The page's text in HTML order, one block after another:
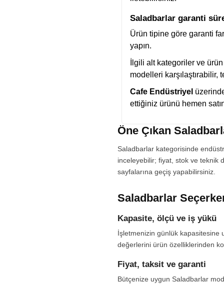
Saladbarlar garanti
Ürün tipine göre garanti
yapın.
İlgili alt kategoriler ve
modelleri
Cafe Endüstriyel
ettiğiniz ürünü hemen
Öne Çıkan
Saladbarlar kategorisinde
inceleyebilir; fiyat, stok ve teknik
sayfalarına geçiş yapabilirsiniz.
Saladbarlar
Kapasite, ölçü ve iş yükü
İşletmenizin günlük kapasitesine
değerlerini ürün özelliklerinden
Fiyat, taksit ve garanti
Bütçenize uygun Saladbarlar